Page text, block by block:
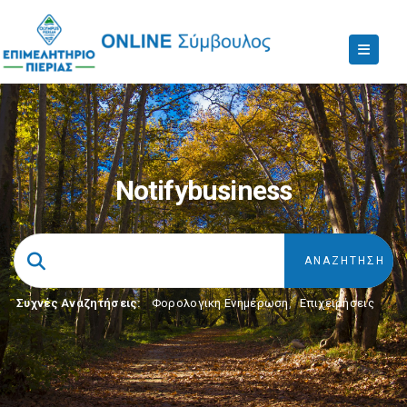
Notifybusiness
Συχνές Αναζητήσεις: Φορολογικη Ενημέρωση, Επιχειρήσεις